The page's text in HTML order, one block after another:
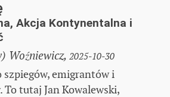
Akcja Kontynentalna i
Woźniewicz, 2025-10-30
emigrantów i
tutaj Jan Kowalewski,